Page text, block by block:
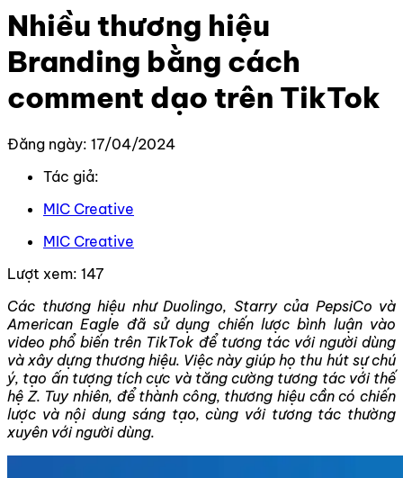
Nhiều thương hiệu
Branding bằng cách
comment dạo trên TikTok
Đăng ngày: 17/04/2024
Tác giả:
MIC Creative
MIC Creative
Lượt xem: 147
Các thương hiệu như Duolingo, Starry của PepsiCo và
American Eagle đã sử dụng chiến lược bình luận vào
video phổ biến trên TikTok để tương tác với người dùng
và xây dựng thương hiệu. Việc này giúp họ thu hút sự chú
ý, tạo ấn tượng tích cực và tăng cường tương tác với thế
hệ Z. Tuy nhiên, để thành công, thương hiệu cần có chiến
lược và nội dung sáng tạo, cùng với tương tác thường
xuyên với người dùng.